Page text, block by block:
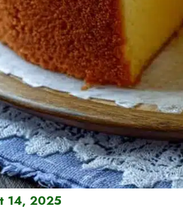
14, 2025